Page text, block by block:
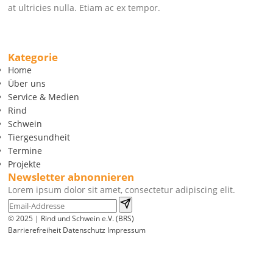
at ultricies nulla. Etiam ac ex tempor.
Kategorie
Home
Über uns
Service & Medien
Rind
Schwein
Tiergesundheit
Termine
Projekte
Newsletter abnonnieren
Lorem ipsum dolor sit amet, consectetur adipiscing elit.
© 2025 | Rind und Schwein e.V. (BRS)
Barrierefreiheit Datenschutz Impressum